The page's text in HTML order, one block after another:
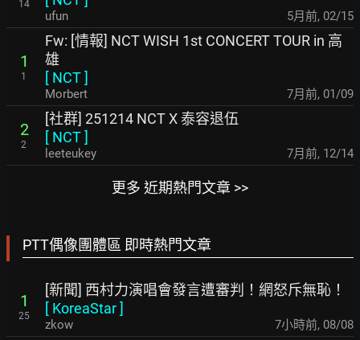
14
ufun 5月前, 02/15
1
1
Fw: [情報] NCT WISH 1st CONCERT TOUR in 高
雄
[ NCT]
Morbert 7月前, 01/09
2
2
[社群] 251214 NCT X 泰容退伍
[ NCT]
leeteukey 7月前, 12/14
更多 近期熱門文章 >>
PTT偶像團體區 即時熱門文章
1
25
[新聞] 西村力演唱會發言遭審判！網怒斥無恥！
[ KoreaStar]
zkow 7小時前, 08/08